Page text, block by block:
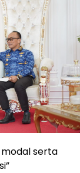
serta